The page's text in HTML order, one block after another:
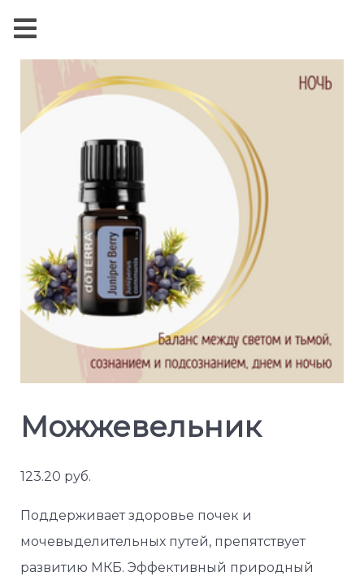
Можжевельник
123.20 руб.
Поддерживает здоровье почек и
мочевыделительных путей, препятствует
развитию МКБ. Эффективный природный